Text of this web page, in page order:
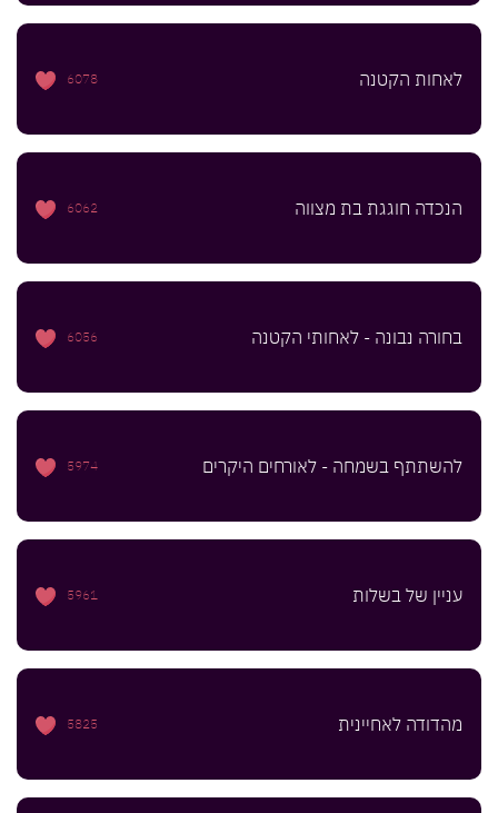
לאחות הקטנה 6078
הנכדה חוגגת בת מצווה 6062
בחורה נבונה - לאחותי הקטנה 6056
להשתתף בשמחה - לאורחים היקרים 5974
עניין של בשלות 5961
מהדודה לאחיינית 5825